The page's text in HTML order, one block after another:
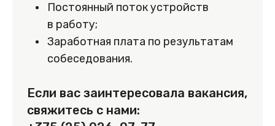
Постоянный поток устройств
в работу;
Заработная плата по результатам
собеседования.
Если вас заинтересовала вакансия,
свяжитесь с нами: